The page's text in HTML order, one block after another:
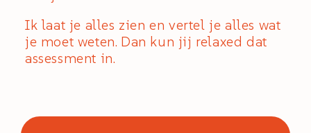
Ik laat je alles zien en vertel je alles wat
je moet weten. Dan kun jij relaxed dat
assessment in.